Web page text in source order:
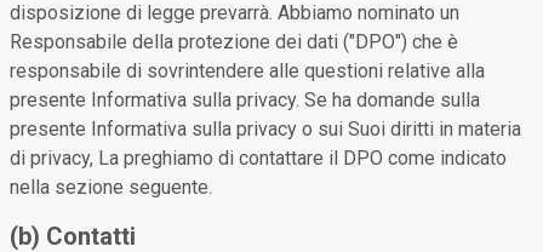
disposizione di legge prevarrà. Abbiamo nominato un
Responsabile della protezione dei dati ("DPO") che è
responsabile di sovrintendere alle questioni relative alla
presente Informativa sulla privacy. Se ha domande sulla
presente Informativa sulla privacy o sui Suoi diritti in materia
di privacy, La preghiamo di contattare il DPO come indicato
nella sezione seguente.
(b) Contatti